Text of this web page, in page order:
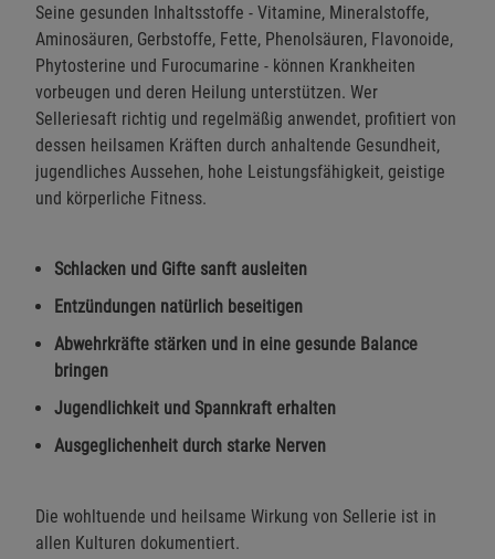
Seine gesunden Inhaltsstoffe - Vitamine, Mineralstoffe,
Aminosäuren, Gerbstoffe, Fette, Phenolsäuren, Flavonoide,
Phytosterine und Furocumarine - können Krankheiten
vorbeugen und deren Heilung unterstützen. Wer
Selleriesaft richtig und regelmäßig anwendet, profitiert von
dessen heilsamen Kräften durch anhaltende Gesundheit,
jugendliches Aussehen, hohe Leistungsfähigkeit, geistige
und körperliche Fitness.
Schlacken und Gifte sanft ausleiten
Entzündungen natürlich beseitigen
Abwehrkräfte stärken und in eine gesunde Balance
bringen
Jugendlichkeit und Spannkraft erhalten
Ausgeglichenheit durch starke Nerven
Die wohltuende und heilsame Wirkung von Sellerie ist in
allen Kulturen dokumentiert.